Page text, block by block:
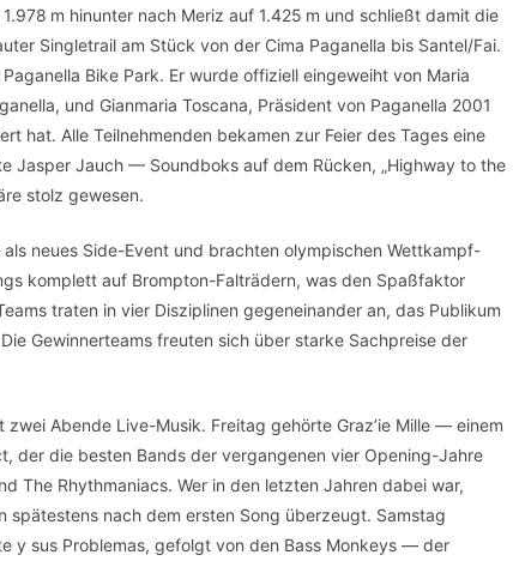
m hinunter nach Meriz auf 1.425 m und schließt damit die
Singletrail am Stück von der Cima Paganella bis Santel/Fai.
Bike Park. Er wurde offiziell eingeweiht von Maria
und Gianmaria Toscana, Präsident von Paganella 2001
hat. Alle Teilnehmenden bekamen zur Feier des Tages eine
Jasper Jauch — Soundboks auf dem Rücken, „Highway to the
stolz gewesen.
neues Side-Event und brachten olympischen Wettkampf-
komplett auf Brompton-Falträdern, was den Spaßfaktor
traten in vier Disziplinen gegeneinander an, das Publikum
Gewinnerteams freuten sich über starke Sachpreise der
Abende Live-Musik. Freitag gehörte Graz’ie Mille — einem
der die besten Bands der vergangenen vier Opening-Jahre
The Rhythmaniacs. Wer in den letzten Jahren dabei war,
spätestens nach dem ersten Song überzeugt. Samstag
y sus Problemas, gefolgt von den Bass Monkeys — der